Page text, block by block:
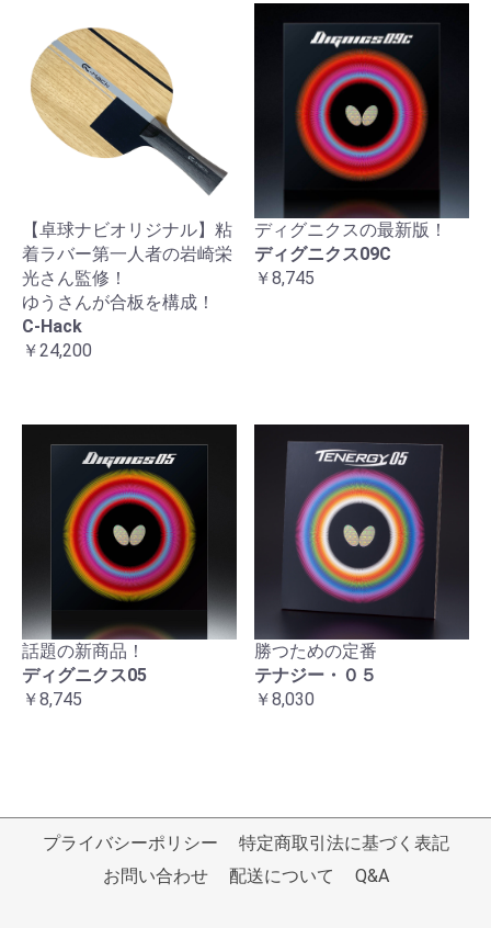
【卓球ナビオリジナル】粘
着ラバー第一人者の岩崎栄
光さん監修！
ゆうさんが合板を構成！
C-Hack
￥24,200
ディグニクスの最新版！
ディグニクス09C
￥8,745
話題の新商品！
ディグニクス05
￥8,745
勝つための定番
テナジー・０５
￥8,030
プライバシーポリシー
特定商取引法に基づく表記
お問い合わせ
配送について Q&A